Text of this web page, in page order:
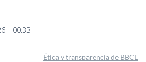
| 00:33
Ética y transparencia de BBCL